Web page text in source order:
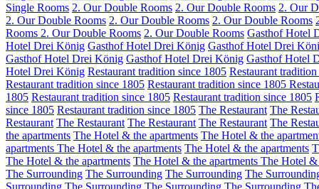
Single Rooms 2. Our Double Rooms 2. Our Double Rooms 2. Our
2. Our Double Rooms 2. Our Double Rooms 2. Our Double Rooms
Rooms 2. Our Double Rooms 2. Our Double Rooms Gasthof Hotel
Hotel Drei König Gasthof Hotel Drei König Gasthof Hotel Drei
Gasthof Hotel Drei König Gasthof Hotel Drei König Gasthof Hotel
Hotel Drei König Restaurant tradition since 1805 Restaurant
Restaurant tradition since 1805 Restaurant tradition since 1805
1805 Restaurant tradition since 1805 Restaurant tradition since 1805
since 1805 Restaurant tradition since 1805 The Restaurant The
Restaurant The Restaurant The Restaurant The Restaurant The
the apartments The Hotel & the apartments The Hotel & the
apartments The Hotel & the apartments The Hotel & the apartments
The Hotel & the apartments The Hotel & the apartments The Hotel &
The Surrounding The Surrounding The Surrounding The
Surrounding The Surrounding The Surrounding The Surrounding